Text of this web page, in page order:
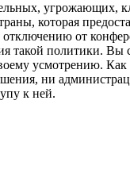
которая
от
такой политики.
усмотрению. Как
ни
к ней.